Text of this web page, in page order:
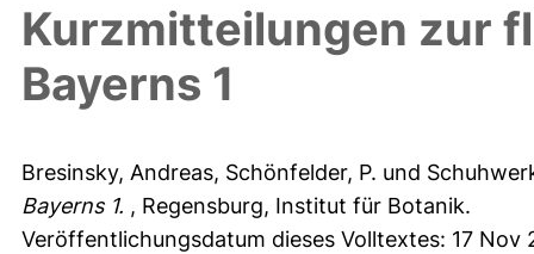
Kurzmitteilungen zur
Bayerns 1
Bresinsky, Andreas, Schönfelder, P. und
Bayerns 1. , Regensburg, Institut für Botanik.
Veröffentlichungsdatum dieses Volltextes: 17 Nov